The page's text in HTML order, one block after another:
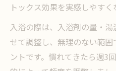
トックス効果を実感しやすく
入浴の際は、入浴剤の量・
せて調整し、無理のない範
ントです。慣れてきたら週3